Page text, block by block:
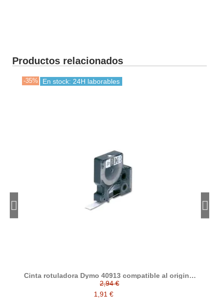
Productos relacionados
-35% En stock: 24H laborables
Cinta rotuladora Dymo 40913 compatible al original
S0720680
2,94 €
1,91 €